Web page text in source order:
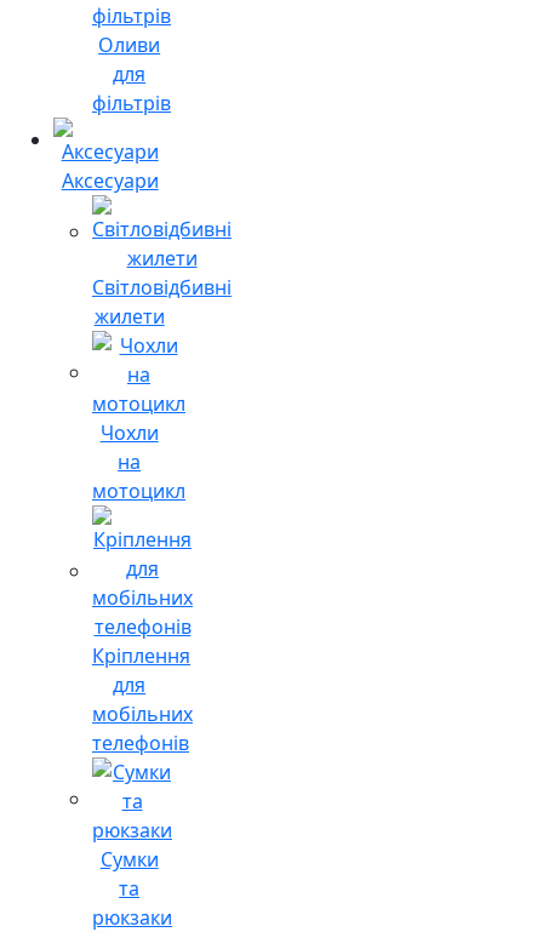
Оливи
для
фільтрів
Аксесуари
Світловідбивні
жилети
Чохли
на
мотоцикл
Кріплення
для
мобільних
телефонів
Сумки
та
рюкзаки